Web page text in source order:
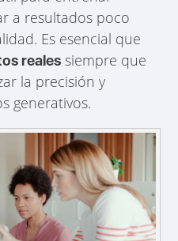
a resultados poco
Es esencial que
reales siempre que
la precisión y
generativos.